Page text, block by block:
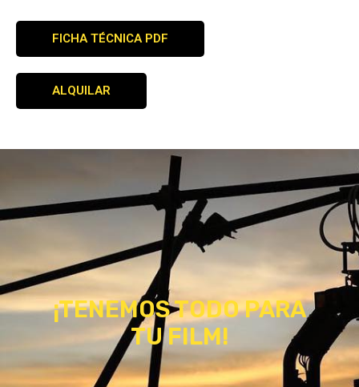
FICHA TÉCNICA PDF
ALQUILAR
¡TENEMOS TODO PARA
TU FILM!